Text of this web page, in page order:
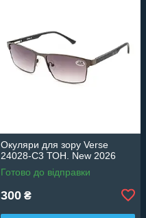
Окуляри для зору Verse
24028-C3 ТОН. New 2026
Готово до відправки
300 ₴